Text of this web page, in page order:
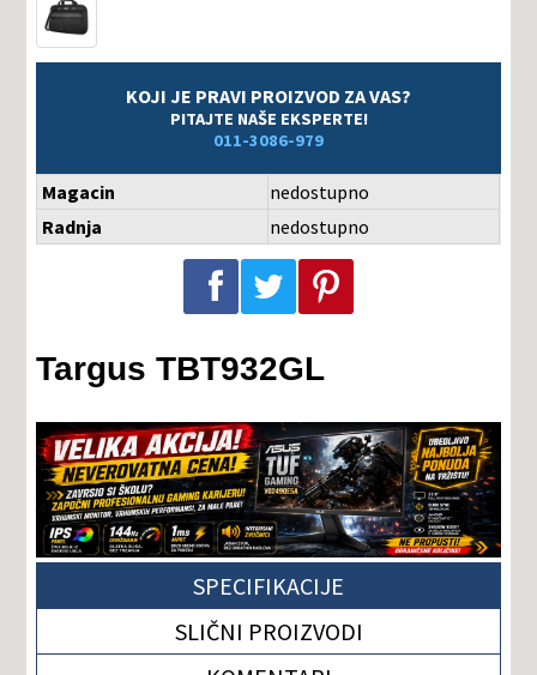
KOJI JE PRAVI PROIZVOD ZA VAS?
PITAJTE NAŠE EKSPERTE!
011-3086-979
Magacin
nedostupno
Radnja
nedostupno
Podeli na Facebook-u Podeli na Twitter-u Podeli na Pinterest-u
Targus TBT932GL
SPECIFIKACIJE
SLIČNI PROIZVODI